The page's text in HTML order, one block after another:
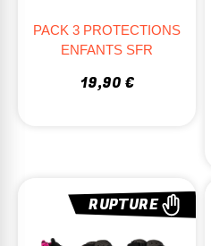
PACK 3 PROTECTIONS
ENFANTS SFR
19,90 €
RUPTURE